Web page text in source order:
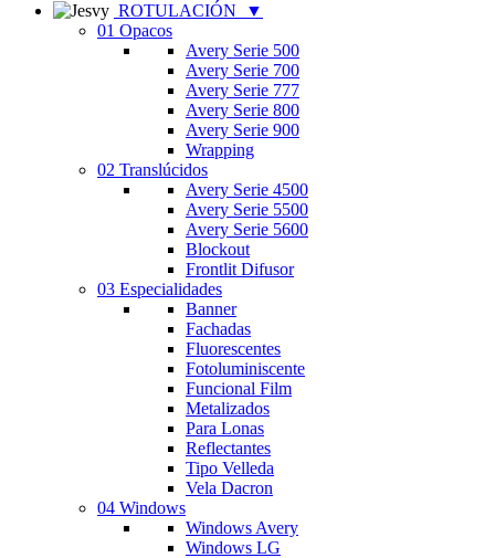
ROTULACIÓN
▼
01 Opacos
Avery Serie 500
Avery Serie 700
Avery Serie 777
Avery Serie 800
Avery Serie 900
Wrapping
02 Translúcidos
Avery Serie 4500
Avery Serie 5500
Avery Serie 5600
Blockout
Frontlit Difusor
03 Especialidades
Banner
Fachadas
Fluorescentes
Fotoluminiscente
Funcional Film
Metalizados
Para Lonas
Reflectantes
Tipo Velleda
Vela Dacron
04 Windows
Windows Avery
Windows LG